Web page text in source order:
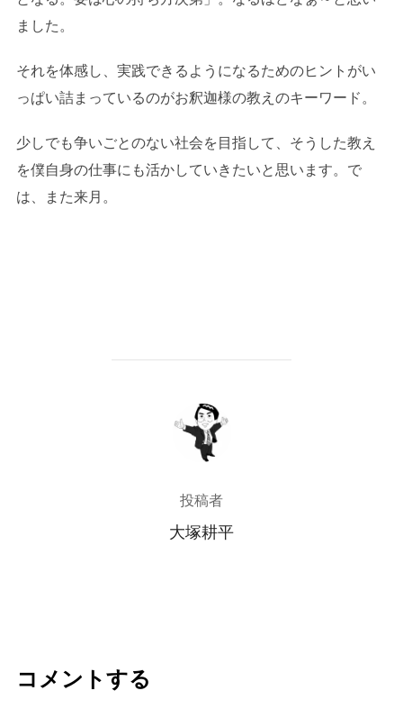
ました。
それを体感し、実践できるようになるためのヒントがい
っぱい詰まっているのがお釈迦様の教えのキーワード。
少しでも争いごとのない社会を目指して、そうした教え
を僕自身の仕事にも活かしていきたいと思います。で
は、また来月。
投稿者
投稿者
大塚耕平
コメントする